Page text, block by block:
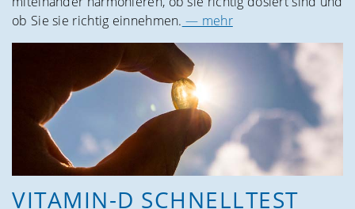
ob Sie sie richtig einnehmen. — mehr
VITAMIN-D SCHNELLTEST